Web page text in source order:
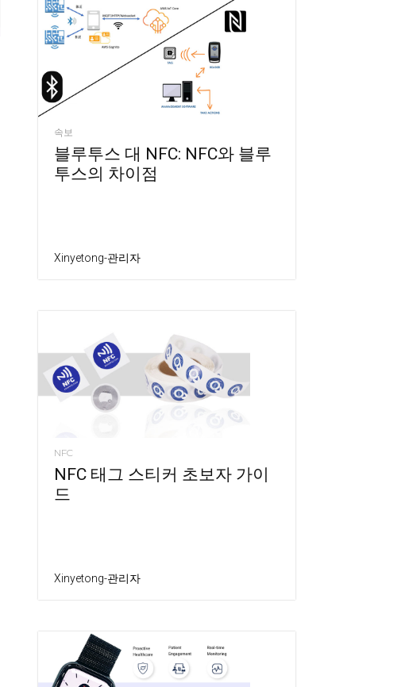
속보
블루투스 대 NFC: NFC와 블루
투스의 차이점
Xinyetong-관리자
NFC
NFC 태그 스티커 초보자 가이
드
Xinyetong-관리자